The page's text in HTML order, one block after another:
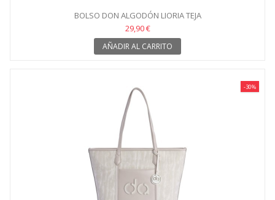
BOLSO DON ALGODÓN LIORIA TEJA
29,90 €
AÑADIR AL CARRITO
-30%